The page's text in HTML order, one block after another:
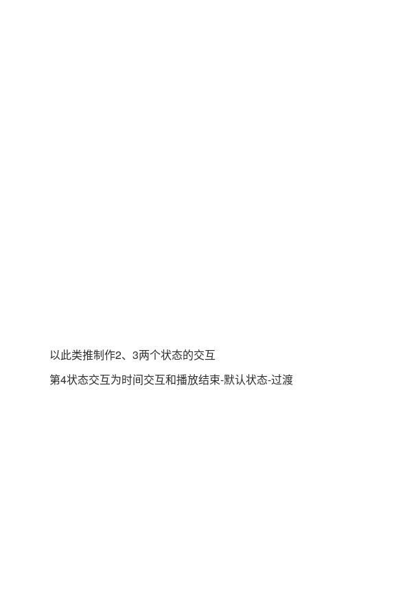
以此类推制作2、3两个状态的交互
第4状态交互为时间交互和播放结束-默认状态-过渡